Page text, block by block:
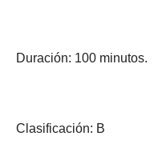
Duración: 100 minutos.
Clasificación: B